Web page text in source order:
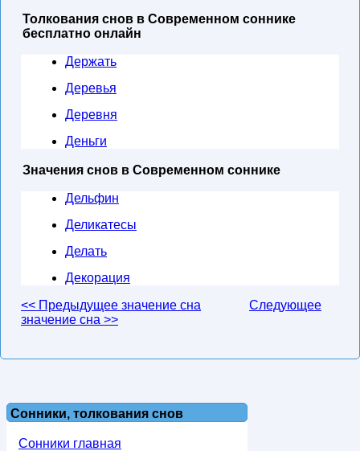
Толкования снов в Современном соннике
бесплатно онлайн
Держать
Деревья
Деревня
Деньги
Значения снов в Современном соннике
Дельфин
Деликатесы
Делать
Декорация
<< Предыдущее значение сна
Следующее
значение сна >>
Сонники, толкования снов
Сонники главная